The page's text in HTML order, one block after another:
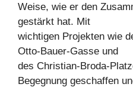
Weise, wie er den
gestärkt hat. Mit
wichtigen Projekten wie
Otto-Bauer-Gasse und
des Christian-Broda-
Begegnung geschaffen